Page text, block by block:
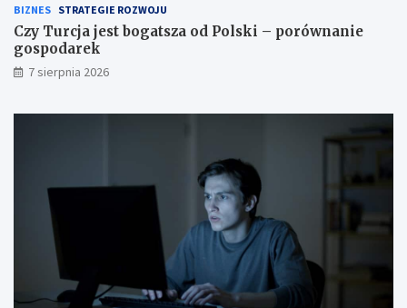
BIZNES STRATEGIE ROZWOJU
Czy Turcja jest bogatsza od Polski – porównanie
gospodarek
7 sierpnia 2026